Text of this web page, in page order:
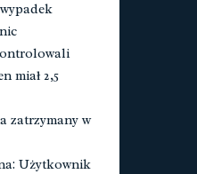
miał 2,5
zatrzymany w
Użytkownik